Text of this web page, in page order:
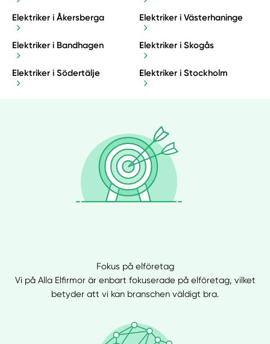
Elektriker i Åkersberga Elektriker i Västerhaninge
Elektriker i Bandhagen Elektriker i Skogås
Elektriker i Södertälje Elektriker i Stockholm
Fokus på elföretag
Vi på Alla Elfirmor är enbart fokuserade på elföretag, vilket
betyder att vi kan branschen väldigt bra.